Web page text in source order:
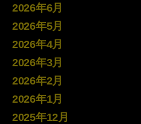
2026年6月
2026年5月
2026年4月
2026年3月
2026年2月
2026年1月
2025年12月